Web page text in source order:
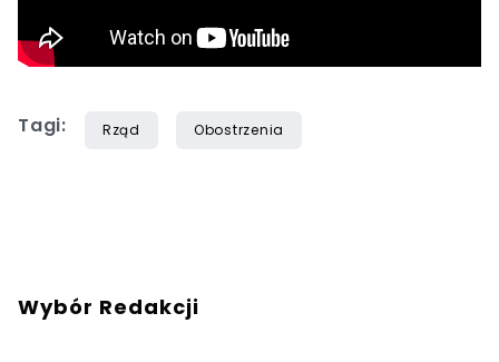
Tagi: Rząd Obostrzenia
Wybór Redakcji